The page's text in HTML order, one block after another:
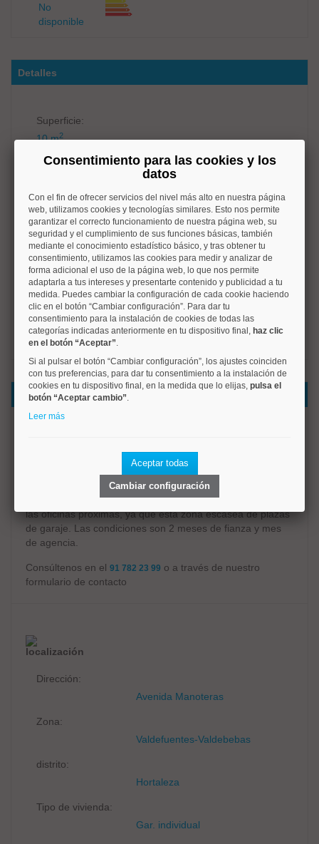
No
disponible
Detalles
Superficie:
10 m2
Dormitorios:
Baños:
Garaje:
No
Calefacción:
No tiene
c/e:
No disponible
Datos del inmueble
Fácil acceso, el garaje es muy tranquilo y no tiene
acumulación de coches. El garaje está localizado en la
Avenida de Manoteras (el acceso es por la misma). Ideal
para alguien que vive en las urbanizaciones o trabaja en
las oficinas próximas, ya que esta zona escasea de plazas
de garaje. Las condiciones son 2 meses de fianza y mes
de agencia.
Consúltenos en el 91 782 23 99 o a través de nuestro
formulario de contacto
localización
Dirección:
Avenida Manoteras
Zona:
Valdefuentes-Valdebebas
distrito:
Hortaleza
Tipo de vivienda:
Gar. individual
Consentimiento para las cookies y los
datos
Con el fin de ofrecer servicios del nivel más alto en nuestra página
web, utilizamos cookies y tecnologías similares. Esto nos permite
garantizar el correcto funcionamiento de nuestra página web, su
seguridad y el cumplimiento de sus funciones básicas, también
mediante el conocimiento estadístico básico, y tras obtener tu
consentimiento, utilizamos las cookies para medir y analizar de
forma adicional el uso de la página web, lo que nos permite
adaptarla a tus intereses y presentarte contenido y publicidad a tu
medida. Puedes cambiar la configuración de cada cookie haciendo
clic en el botón “Cambiar configuración”. Para dar tu
consentimiento para la instalación de cookies de todas las
categorías indicadas anteriormente en tu dispositivo final, haz clic
en el botón “Aceptar”.
Si al pulsar el botón “Cambiar configuración”, los ajustes coinciden
con tus preferencias, para dar tu consentimiento a la instalación de
cookies en tu dispositivo final, en la medida que lo elijas, pulsa el
botón “Aceptar cambio”.
Leer más
Aceptar todas
Cambiar configuración